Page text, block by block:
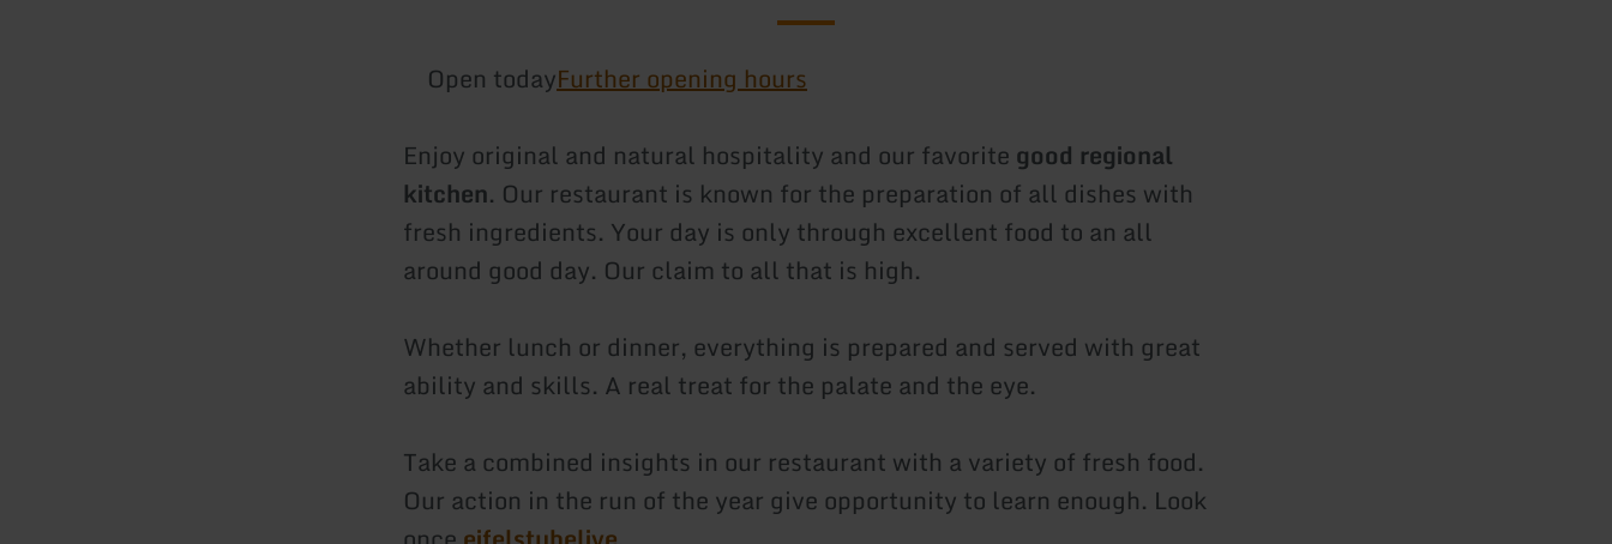
Open todayFurther opening hours
Enjoy original and natural hospitality and our favorite good regional
kitchen. Our restaurant is known for the preparation of all dishes with
fresh ingredients. Your day is only through excellent food to an all
around good day. Our claim to all that is high.
Whether lunch or dinner, everything is prepared and served with great
ability and skills. A real treat for the palate and the eye.
Take a combined insights in our restaurant with a variety of fresh food.
Our action in the run of the year give opportunity to learn enough. Look